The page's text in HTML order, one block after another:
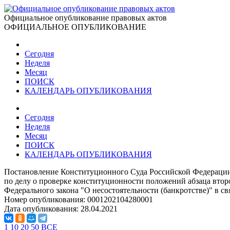
Официальное опубликование правовых актов
ОФИЦИАЛЬНОЕ ОПУБЛИКОВАНИЕ
Сегодня
Неделя
Месяц
ПОИСК
КАЛЕНДАРЬ ОПУБЛИКОВАНИЯ
Сегодня
Неделя
Месяц
ПОИСК
КАЛЕНДАРЬ ОПУБЛИКОВАНИЯ
Постановление Конституционного Суда Российской
по делу о проверке конституционности положений абзаца
Федерального закона "О несостоятельности (банкротстве)" в
Номер опубликования: 0001202104280001
Дата опубликования: 28.04.2021
1 10 20 50 ВСЕ